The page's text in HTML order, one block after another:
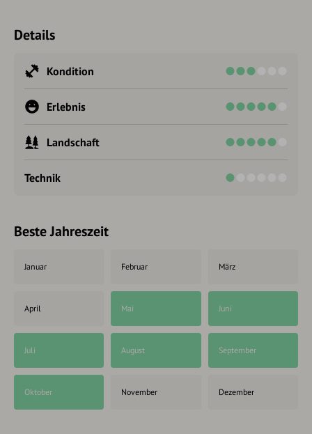
Details
Kondition
Erlebnis
Landschaft
Technik
Beste Jahreszeit
Januar Februar März
April Mai Juni
Juli August September
Oktober November Dezember